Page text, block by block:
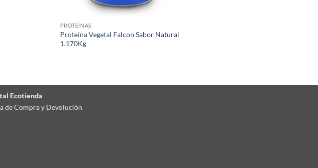
PROTEÍNAS
Proteína Vegetal Falcon Sabor Natural
1.170Kg
Ecotienda
de Compra y Devolución